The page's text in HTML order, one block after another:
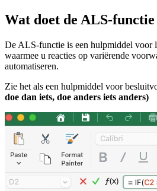
Wat doet de ALS-
De ALS-functie is een hulpmiddel voor
waarmee u reacties op variërende
automatiseren.
Zie het als een hulpmiddel voor
doe dan iets, doe anders iets anders)